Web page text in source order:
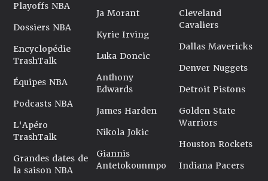
Playoffs NBA
Dossiers NBA
Encyclopédie
TrashTalk
Équipes NBA
Podcasts NBA
L'Apéro
TrashTalk
Grandes dates de
la saison NBA
Ja Morant
Kyrie Irving
Luka Doncic
Anthony
Edwards
James Harden
Nikola Jokic
Giannis
Antetokounmpo
Cleveland
Cavaliers
Dallas Mavericks
Denver Nuggets
Detroit Pistons
Golden State
Warriors
Houston Rockets
Indiana Pacers